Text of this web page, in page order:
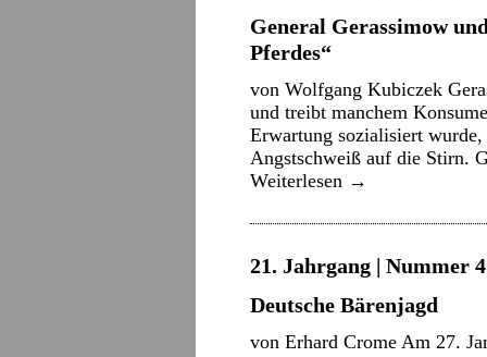
General Gerassimow
Pferdes“
von Wolfgang Kubiczek
und treibt manchem
Erwartung sozialisiert
Angstschweiß auf die Stirn.
Weiterlesen →
21. Jahrgang | Nummer
Deutsche Bärenjagd
von Erhard Crome Am 27.